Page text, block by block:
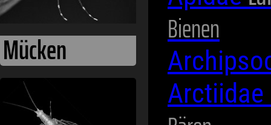
Netzflügler
Bienen
Arctiidae